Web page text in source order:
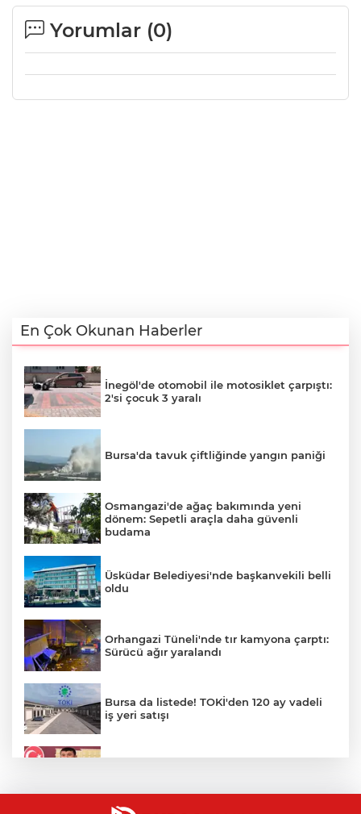
Yorumlar (0)
En Çok Okunan Haberler
İnegöl'de otomobil ile motosiklet çarpıştı:
2'si çocuk 3 yaralı
Bursa'da tavuk çiftliğinde yangın paniği
Osmangazi'de ağaç bakımında yeni
dönem: Sepetli araçla daha güvenli
budama
Üsküdar Belediyesi'nde başkanvekili belli
oldu
Orhangazi Tüneli'nde tır kamyona çarptı:
Sürücü ağır yaralandı
Bursa da listede! TOKİ'den 120 ay vadeli
iş yeri satışı